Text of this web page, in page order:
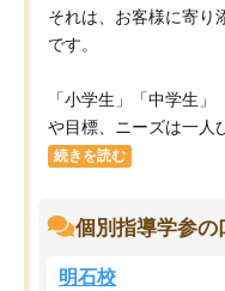
それは、お客様に寄り
です。
「小学生」「中学生
や目標、ニーズは一人
続きを読む
個別指導学参の
明石校